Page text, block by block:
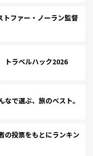
ファー・ノーラン監督
ラベルハック2026
で選ぶ、旅のベスト。
投票をもとにランキン